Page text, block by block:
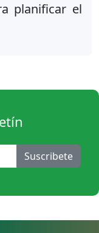
planificar el
Suscribete